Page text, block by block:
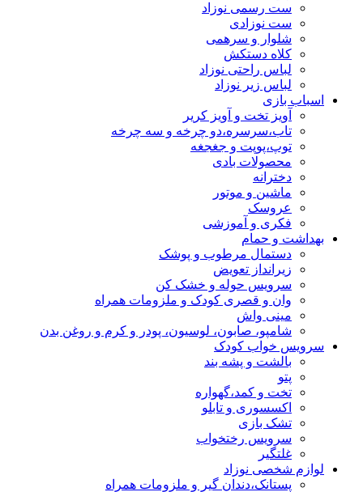
ست رسمی نوزاد
ست نوزادی
شلوار و سرهمی
کلاه دستکش
لباس راحتی نوزاد
لباس زیر نوزاد
اسباب بازی
آویز تخت و آویز کریر
تاب،سرسره،دو چرخه و سه چرخه
توپ،پوپت و جغجغه
محصولات بادی
دخترانه
ماشین و موتور
عروسک
فکری و آموزشی
بهداشت و حمام
دستمال مرطوب و پوشک
زیرانداز تعویض
سرویس حوله و خشک کن
وان و قصری کودک و ملزومات همراه
مینی واش
شامپو، صابون، لوسیون، پودر و کرم و روغن بدن
سرویس خواب کودک
بالشت و پشه بند
پتو
تخت و کمد،گهواره
اکسسوری و تابلو
تشک بازی
سرویس رختخواب
غلتگیر
لوازم شخصی نوزاد
پستانک،دندان گیر و ملزومات همراه